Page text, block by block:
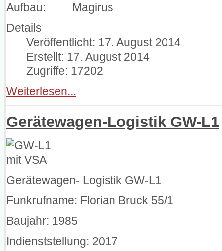
Aufbau: Magirus
Details
Veröffentlicht: 17. August 2014
Erstellt: 17. August 2014
Zugriffe: 17202
Weiterlesen...
Gerätewagen-Logistik GW-L1
Gerätewagen- Logistik GW-L1
Funkrufname: Florian Bruck 55/1
Baujahr: 1985
Indienststellung: 2017